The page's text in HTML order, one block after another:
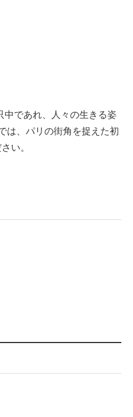
中であれ、人々の生きる姿
は、パリの街角を捉えた初
い。